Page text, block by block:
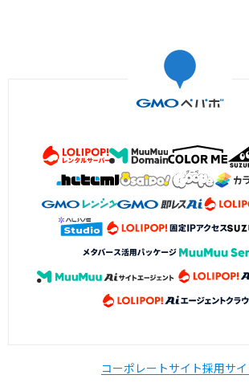
コーポレートサイト採用サイ